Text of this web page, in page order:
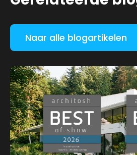
Naar alle blogartikelen